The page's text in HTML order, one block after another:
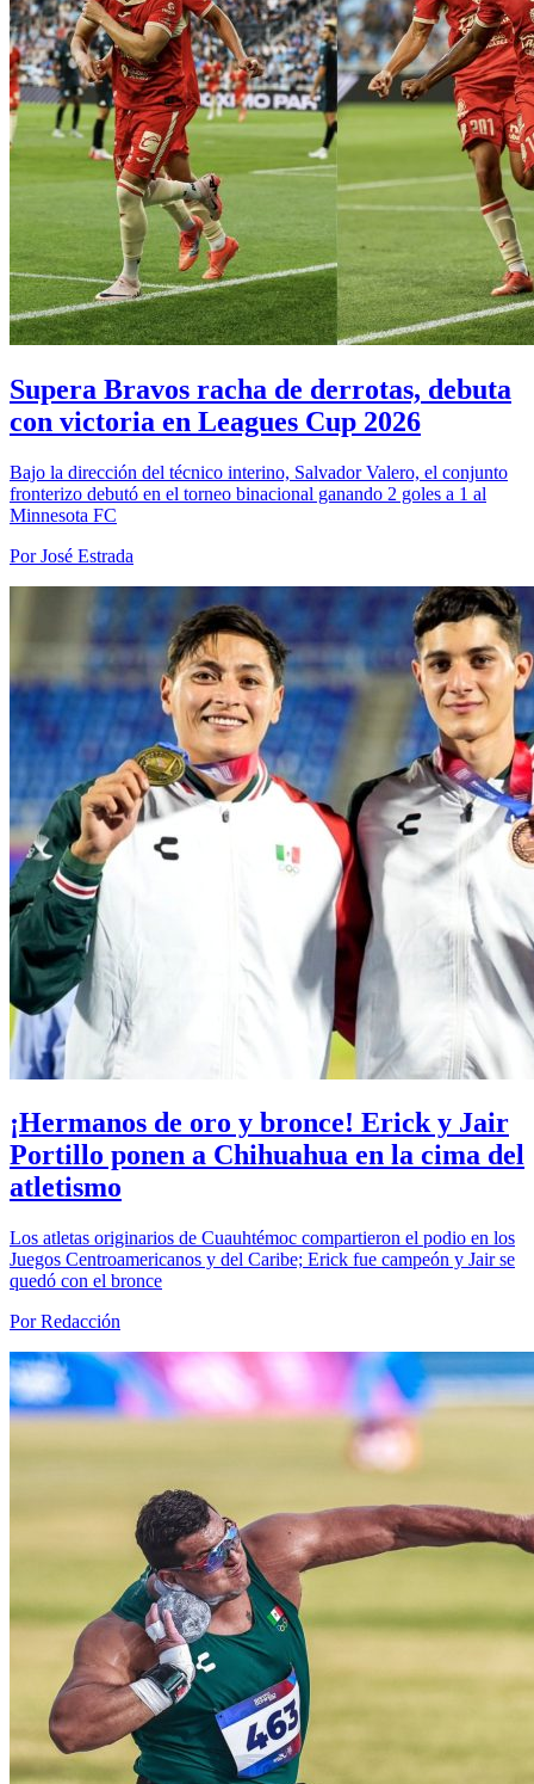
Supera Bravos racha de derrotas, debuta
con victoria en Leagues Cup 2026
Bajo la dirección del técnico interino, Salvador Valero, el conjunto
fronterizo debutó en el torneo binacional ganando 2 goles a 1 al
Minnesota FC
Por José Estrada
¡Hermanos de oro y bronce! Erick y Jair
Portillo ponen a Chihuahua en la cima del
atletismo
Los atletas originarios de Cuauhtémoc compartieron el podio en los
Juegos Centroamericanos y del Caribe; Erick fue campeón y Jair se
quedó con el bronce
Por Redacción